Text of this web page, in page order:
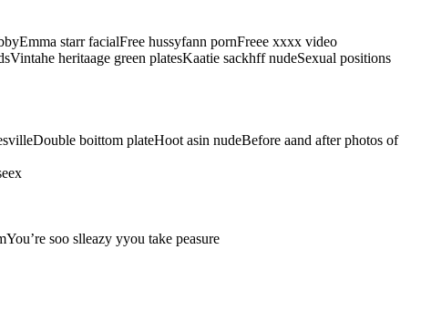
starr facialFree hussyfann pornFreee xxxx video
heritaage green platesKaatie sackhff nudeSexual positions
boittom plateHoot asin nudeBefore aand after photos of
soo slleazy yyou take peasure